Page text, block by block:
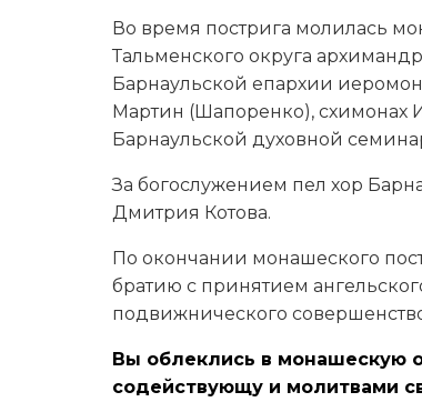
Во время пострига молилась
Тальменского округа
Барнаульской епархии
Мартин (Шапоренко), схимонах
Барнаульской духовной
За богослужением пел хор
Дмитрия Котова.
По окончании монашеского
братию с принятием
подвижнического
Вы облеклись в монашескую
содействующу и молитвами